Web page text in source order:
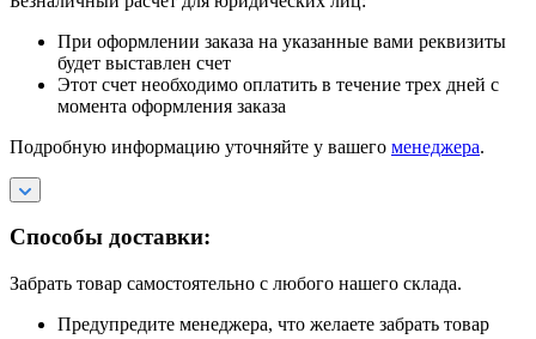
При оформлении заказа на указанные вами реквизиты
будет выставлен счет
Этот счет необходимо оплатить в течение трех дней с
момента оформления заказа
Подробную информацию уточняйте у вашего менеджера.
Способы доставки:
Забрать товар самостоятельно с любого нашего склада.
Предупредите менеджера, что желаете забрать товар